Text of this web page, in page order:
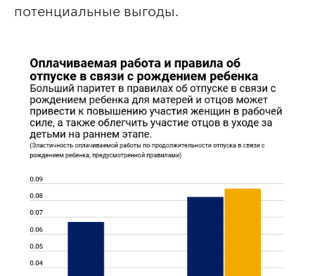
потенциальные выгоды.